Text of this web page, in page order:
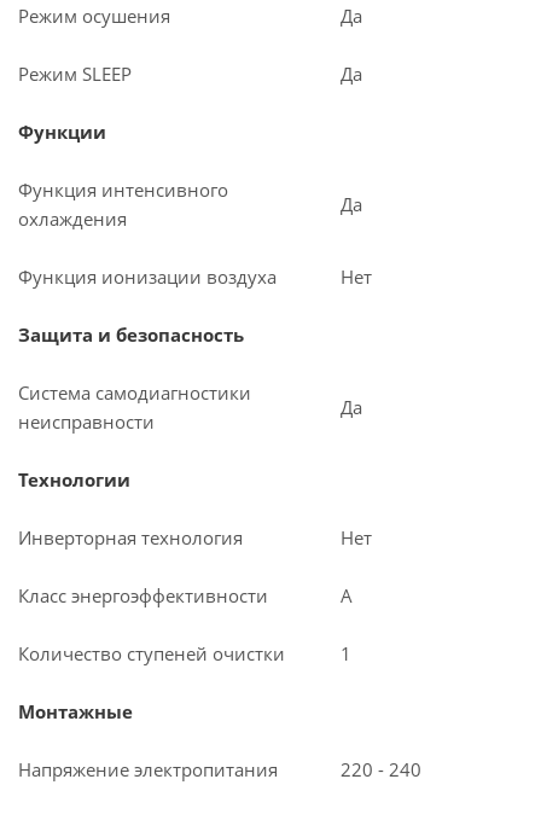
Режим осушения Да
Режим SLEEP Да
Функции
Функция интенсивного
охлаждения
Да
Функция ионизации воздуха Нет
Защита и безопасность
Система самодиагностики
неисправности
Да
Технологии
Инверторная технология Нет
Класс энергоэффективности A
Количество ступеней очистки 1
Монтажные
Напряжение электропитания 220 - 240